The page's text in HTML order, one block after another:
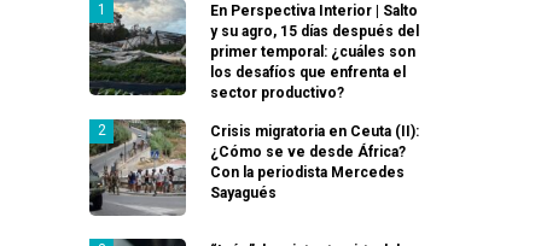
En Perspectiva Interior | Salto
y su agro, 15 días después del
primer temporal: ¿cuáles son
los desafíos que enfrenta el
sector productivo?
Crisis migratoria en Ceuta (II):
¿Cómo se ve desde África?
Con la periodista Mercedes
Sayagués